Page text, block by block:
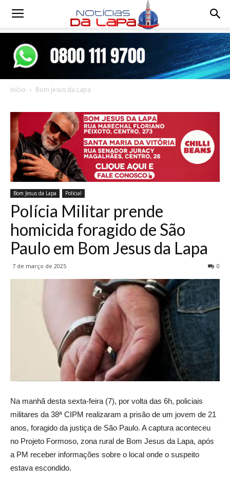
Notícias
Início Bom Jesus da Lapa
Bom Jesus da Lapa Polícial
Polícia Militar prende
homicida foragido de São
Paulo em Bom Jesus da Lapa
7 de março de 2025 0
Na manhã desta sexta-feira (7), por volta das 6h, policiais
militares da 38ª CIPM realizaram a prisão de um jovem de 21
anos, foragido da justiça de São Paulo. A captura aconteceu
no Projeto Formoso, zona rural de Bom Jesus da Lapa, após
a PM receber informações sobre o local onde o suspeito
estava escondido.